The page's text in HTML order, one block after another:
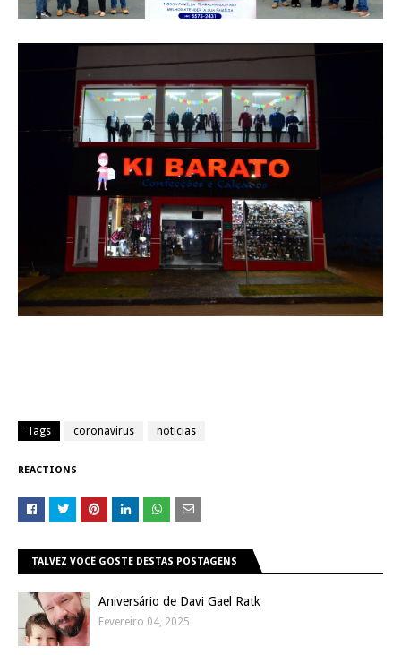
Tags coronavirus noticias
REACTIONS
TALVEZ VOCÊ GOSTE DESTAS POSTAGENS
Aniversário de Davi Gael Ratk
Fevereiro 04, 2025